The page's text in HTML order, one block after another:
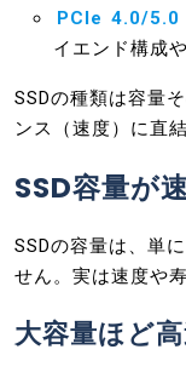
PCIe 4.0/5.0
イエンド構成
SSDの種類は容量
ンス（速度）に直
SSD容量が
SSDの容量は、単
せん。実は速度や
大容量ほど